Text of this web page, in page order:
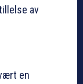
av
en